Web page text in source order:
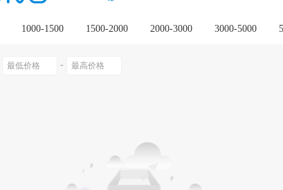
1000-1500 1500-2000 2000-3000 3000-5000
-